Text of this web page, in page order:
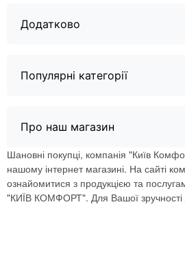
Додатково
Популярні категорії
Про наш магазин
Шановні покупці, компанія "Київ
нашому інтернет магазині. На сайті
ознайомитися з продукцією та
"КИЇВ КОМФОРТ". Для Вашої зручності